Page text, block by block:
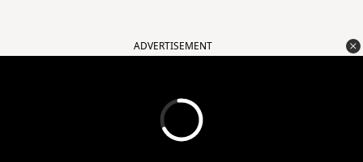
ADVERTISEMENT